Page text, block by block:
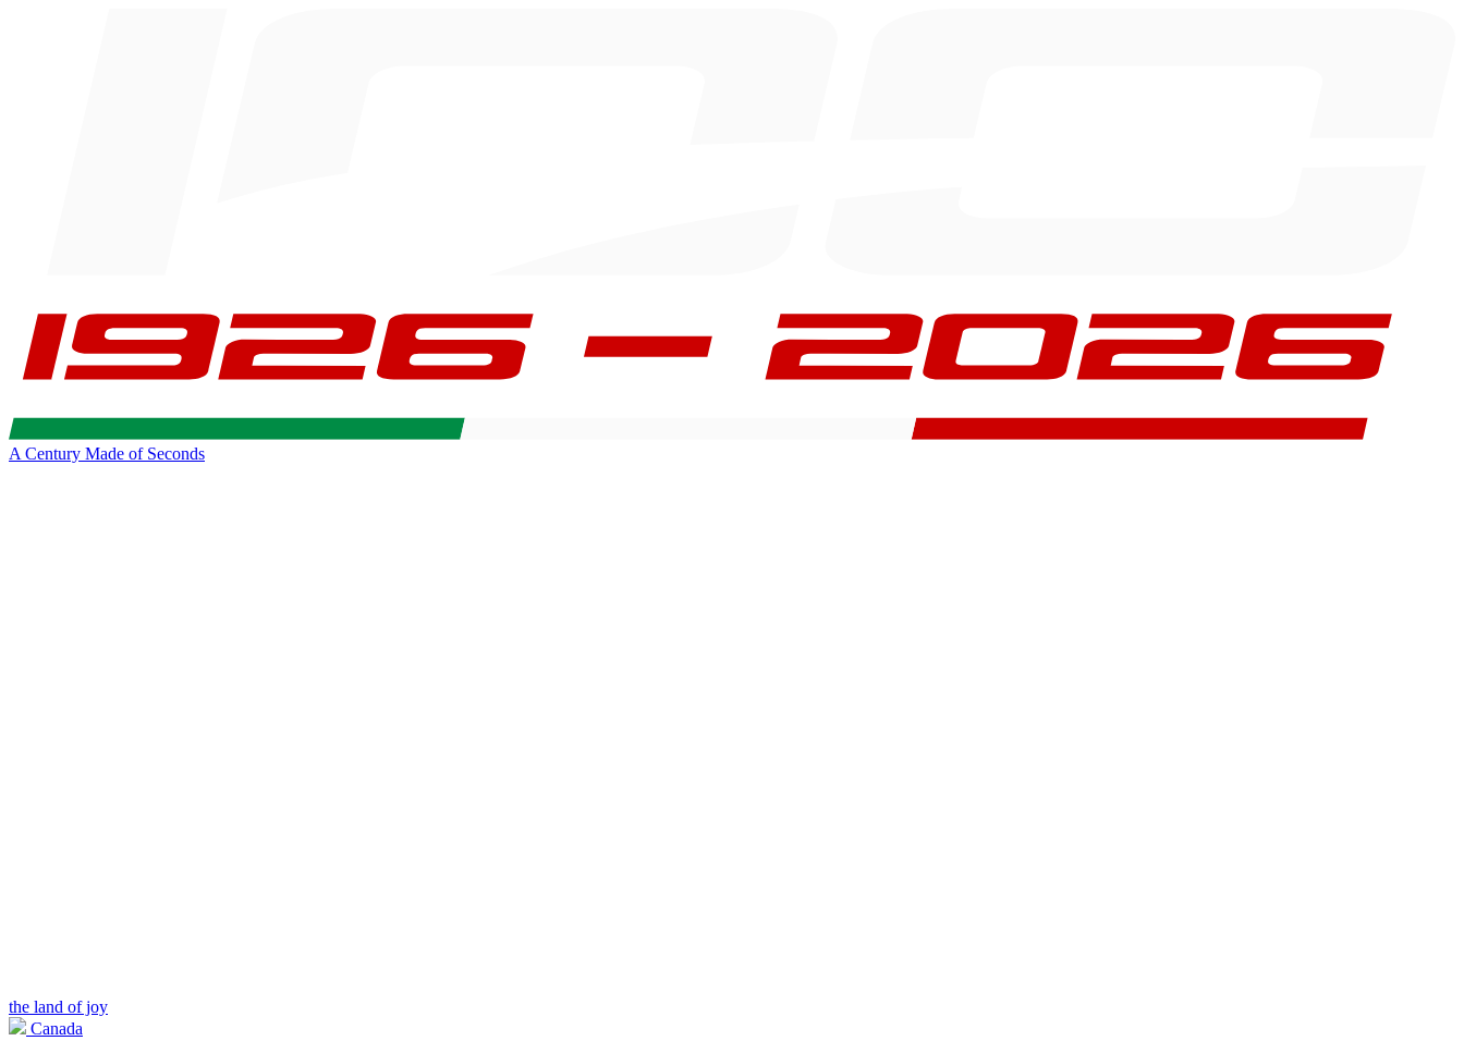
A Century Made of Seconds
the land of joy
Canada